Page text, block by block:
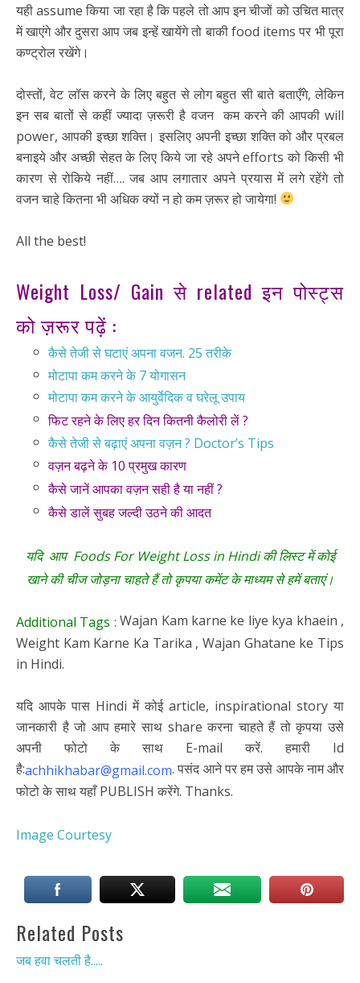
यही assume किया जा रहा है कि पहले तो आप इन चीजों को उचित मात्र
में खाएंगे और दुसरा आप जब इन्हें खायेंगे तो बाकी food items पर भी पूरा
कण्ट्रोल रखेंगे।
दोस्तों, वेट लॉस करने के लिए बहुत से लोग बहुत सी बाते बताएँगे, लेकिन
इन सब बातों से कहीं ज्यादा ज़रूरी है वजन कम करने की आपकी will
power, आपकी इच्छा शक्ति। इसलिए अपनी इच्छा शक्ति को और प्रबल
बनाइये और अच्छी सेहत के लिए किये जा रहे अपने efforts को किसी भी
कारण से रोकिये नहीं…. जब आप लगातार अपने प्रयास में लगे रहेंगे तो
वजन चाहे कितना भी अधिक क्यों न हो कम ज़रूर हो जायेगा!
All the best!
Weight Loss/ Gain से related इन पोस्ट्स
को ज़रूर पढ़ें :
कैसे तेजी से घटाएं अपना वजन. 25 तरीके
मोटापा कम करने के 7 योगासन
मोटापा कम करने के आयुर्वेदिक व घरेलू उपाय
फिट रहने के लिए हर दिन कितनी कैलोरी लें ?
कैसे तेजी से बढ़ाएं अपना वज़न ? Doctor’s Tips
वज़न बढ़ने के 10 प्रमुख कारण
कैसे जानें आपका वज़न सही है या नहीं ?
कैसे डालें सुबह जल्दी उठने की आदत
यदि आप Foods For Weight Loss in Hindi की लिस्ट में कोई
खाने की चीज जोड़ना चाहते हैं तो कृपया कमेंट के माध्यम से हमें बताएं।
Additional Tags : Wajan Kam karne ke liye kya khaein ,
Weight Kam Karne Ka Tarika , Wajan Ghatane ke Tips
in Hindi.
यदि आपके पास Hindi में कोई article, inspirational story या
जानकारी है जो आप हमारे साथ share करना चाहते हैं तो कृपया उसे
अपनी फोटो के साथ E-mail करें. हमारी Id
है:achhikhabar@gmail.com. पसंद आने पर हम उसे आपके नाम और
फोटो के साथ यहाँ PUBLISH करेंगे. Thanks.
Image Courtesy
Related Posts
जब हवा चलती है.....